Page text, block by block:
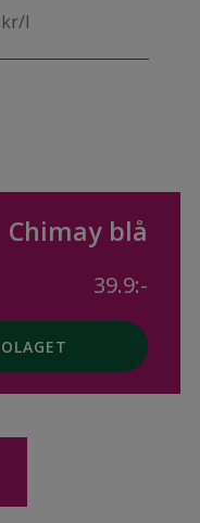
kr/l
Chimay blå
39.9:-